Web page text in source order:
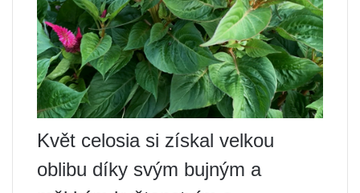
Květ celosia si získal velkou
oblibu díky svým bujným a